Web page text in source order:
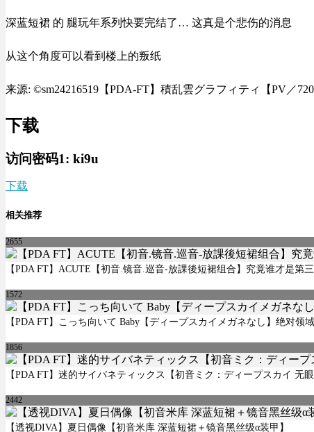
深蓝短裙 的 腿玩年系列快要完结了… 这真是个悲伤的消息
从这个角度可以看到楼上的叛纸
来源: ©sm24216519【PDA-FT】積乱雲グラフィティ【PV／
下载
访问密码1: ki9u
下载
相关推荐
2655
【PDA FT】ACUTE【初音.镜音.巡音-放課後短裙组合】究竟谁才是第
1572
【PDA FT】こっち向いて Baby【ディープスカイメガネなし】绝对领
1856
【PDA FT】迷的サイバネティックス【初音ミク：ディープスカイ 无眼
2442
【透视DIVA】夏日偶像【初音米库 深蓝短裙＋镜音黑丝级α装甲】